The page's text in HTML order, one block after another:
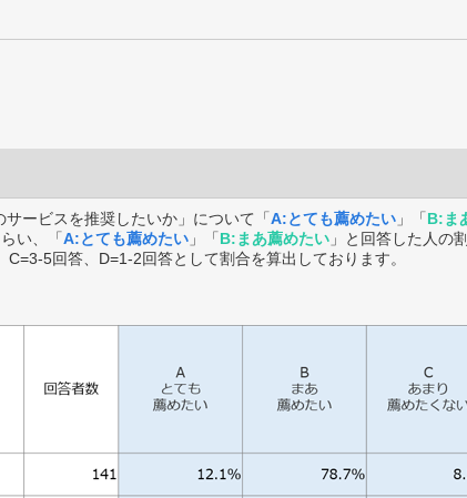
ービスを推奨したいか」について「A:とても薦めたい 」「B:ま
い、「A:とても薦めたい 」「B:まあ薦めたい 」と回答した人の
5回答、D=1-2回答として割合を算出しております。